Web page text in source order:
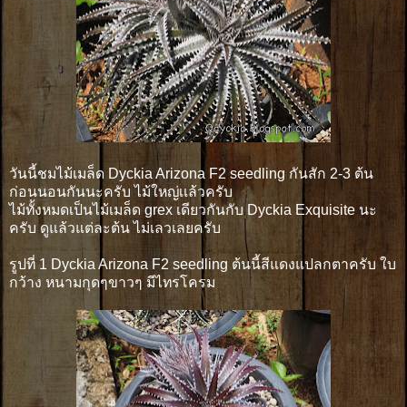
วันนี้ชมไม้เมล็ด Dyckia Arizona F2 seedling กันสัก 2-3 ต้น
ก่อนนอนกันนะครับ ไม้ใหญ่เเล้วครับ
ไม้ทั้งหมดเป็นไม้เมล็ด grex เดียวกันกับ Dyckia Exquisite นะ
ครับ ดูแล้วแต่ละต้น ไม่เลวเลยครับ
รูปที่ 1 Dyckia Arizona F2 seedling ต้นนี้สีแดงแปลกตาครับ ใบ
กว้าง หนามกุดๆขาวๆ มีไทรโครม